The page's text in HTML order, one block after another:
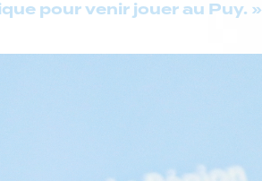
pour venir jouer au Puy. »